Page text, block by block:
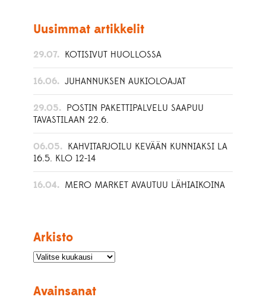
Uusimmat artikkelit
29.07. KOTISIVUT HUOLLOSSA
16.06. JUHANNUKSEN AUKIOLOAJAT
29.05. POSTIN PAKETTIPALVELU SAAPUU
TAVASTILAAN 22.6.
06.05. KAHVITARJOILU KEVÄÄN KUNNIAKSI LA
16.5. KLO 12-14
16.04. MERO MARKET AVAUTUU LÄHIAIKOINA
Arkisto
Avainsanat